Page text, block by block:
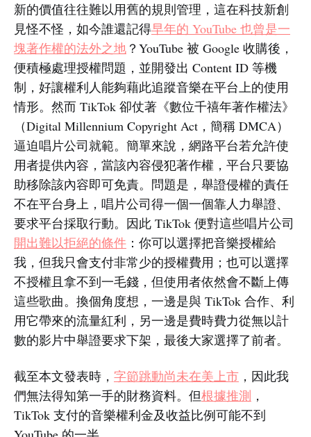
新的價值往往難以用舊的規則管理，這在科技新創
見怪不怪，如今誰還記得早年的 YouTube 也曾是一
塊著作權的法外之地 ？YouTube 被 Google 收購後，
便積極處理授權問題，並開發出 Content ID 等機
制，好讓權利人能夠藉此追蹤音樂在平台上的使用
情形。然而 TikTok 卻仗著《數位千禧年著作權法》
（Digital Millennium Copyright Act，簡稱 DMCA）
逼迫唱片公司就範。簡單來說，網路平台若允許使
用者提供內容，當該內容侵犯著作權，平台只要協
助移除該內容即可免責。問題是，舉證侵權的責任
不在平台身上，唱片公司得一個一個靠人力舉證、
要求平台採取行動。因此 TikTok 便對這些唱片公司
開出難以拒絕的條件 ：你可以選擇把音樂授權給
我，但我只會支付非常少的授權費用；也可以選擇
不授權且拿不到一毛錢，但使用者依然會不斷上傳
這些歌曲。換個角度想，一邊是與 TikTok 合作、利
用它帶來的流量紅利，另一邊是費時費力從無以計
數的影片中舉證要求下架，最後大家選擇了前者。
截至本文發表時， 字節跳動尚未在美上市 ，因此我
們無法得知第一手的財務資料。但根據推測 ，
TikTok 支付的音樂權利金及收益比例可能不到